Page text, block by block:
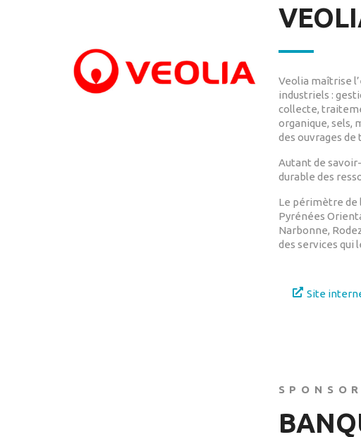
Veolia maîtrise
industriels :
collecte,
organique, sels,
des ouvrages
Autant de
durable des
Le périmètre de
Pyrénées
Narbonne,
des services qui
Site